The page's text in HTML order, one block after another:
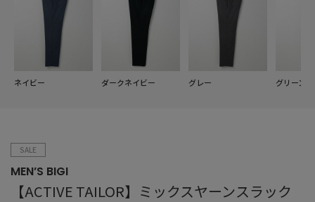
ネイビー ダークネイビー グレー グリーン
SALE
MEN’S BIGI
【ACTIVE TAILOR】ミックスヤーンスラック